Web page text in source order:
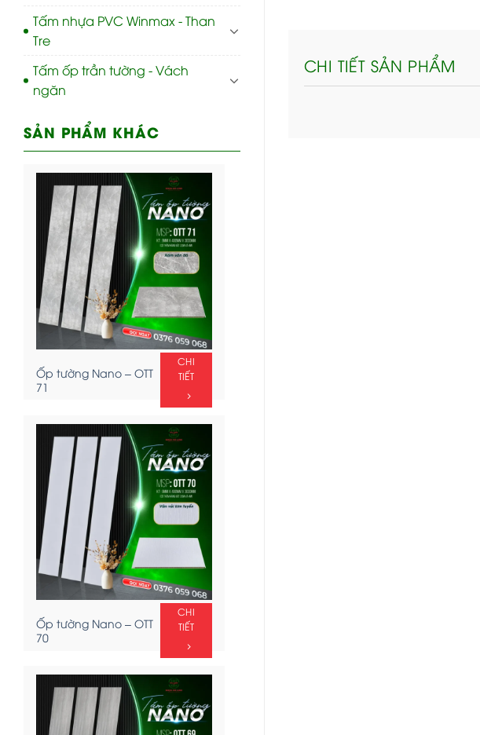
Tấm nhựa PVC Winmax - Than
Tre
Tấm ốp trần tường - Vách
ngăn
SẢN PHẨM KHÁC
Ốp tường Nano – OTT
71
CHI
TIẾT
Ốp tường Nano – OTT
70
CHI
TIẾT
CHI TIẾT SẢN PHẨM